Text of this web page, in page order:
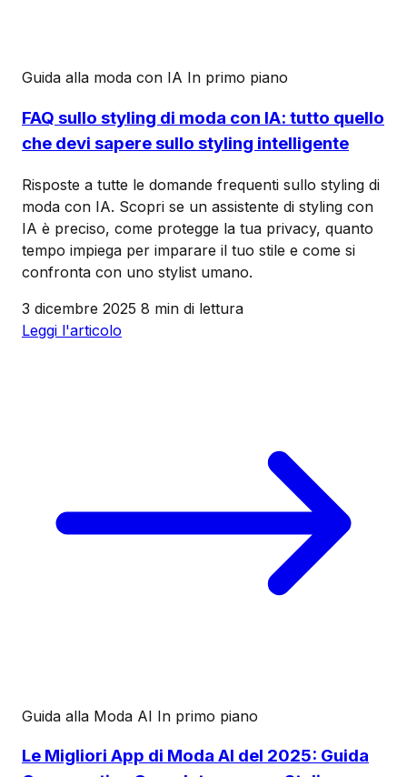
Guida alla moda con IA In primo piano
FAQ sullo styling di moda con IA: tutto quello
che devi sapere sullo styling intelligente
Risposte a tutte le domande frequenti sullo styling di
moda con IA. Scopri se un assistente di styling con
IA è preciso, come protegge la tua privacy, quanto
tempo impiega per imparare il tuo stile e come si
confronta con uno stylist umano.
3 dicembre 2025 8 min di lettura
Leggi l'articolo
Guida alla Moda AI In primo piano
Le Migliori App di Moda AI del 2025: Guida